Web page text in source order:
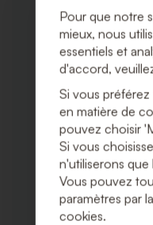
Pour que notre
mieux, nous
essentiels et
d'accord,
Si vous
en matière de
pouvez choisir
Si vous
n'utiliserons que
Vous pouvez
paramètres par
cookies.